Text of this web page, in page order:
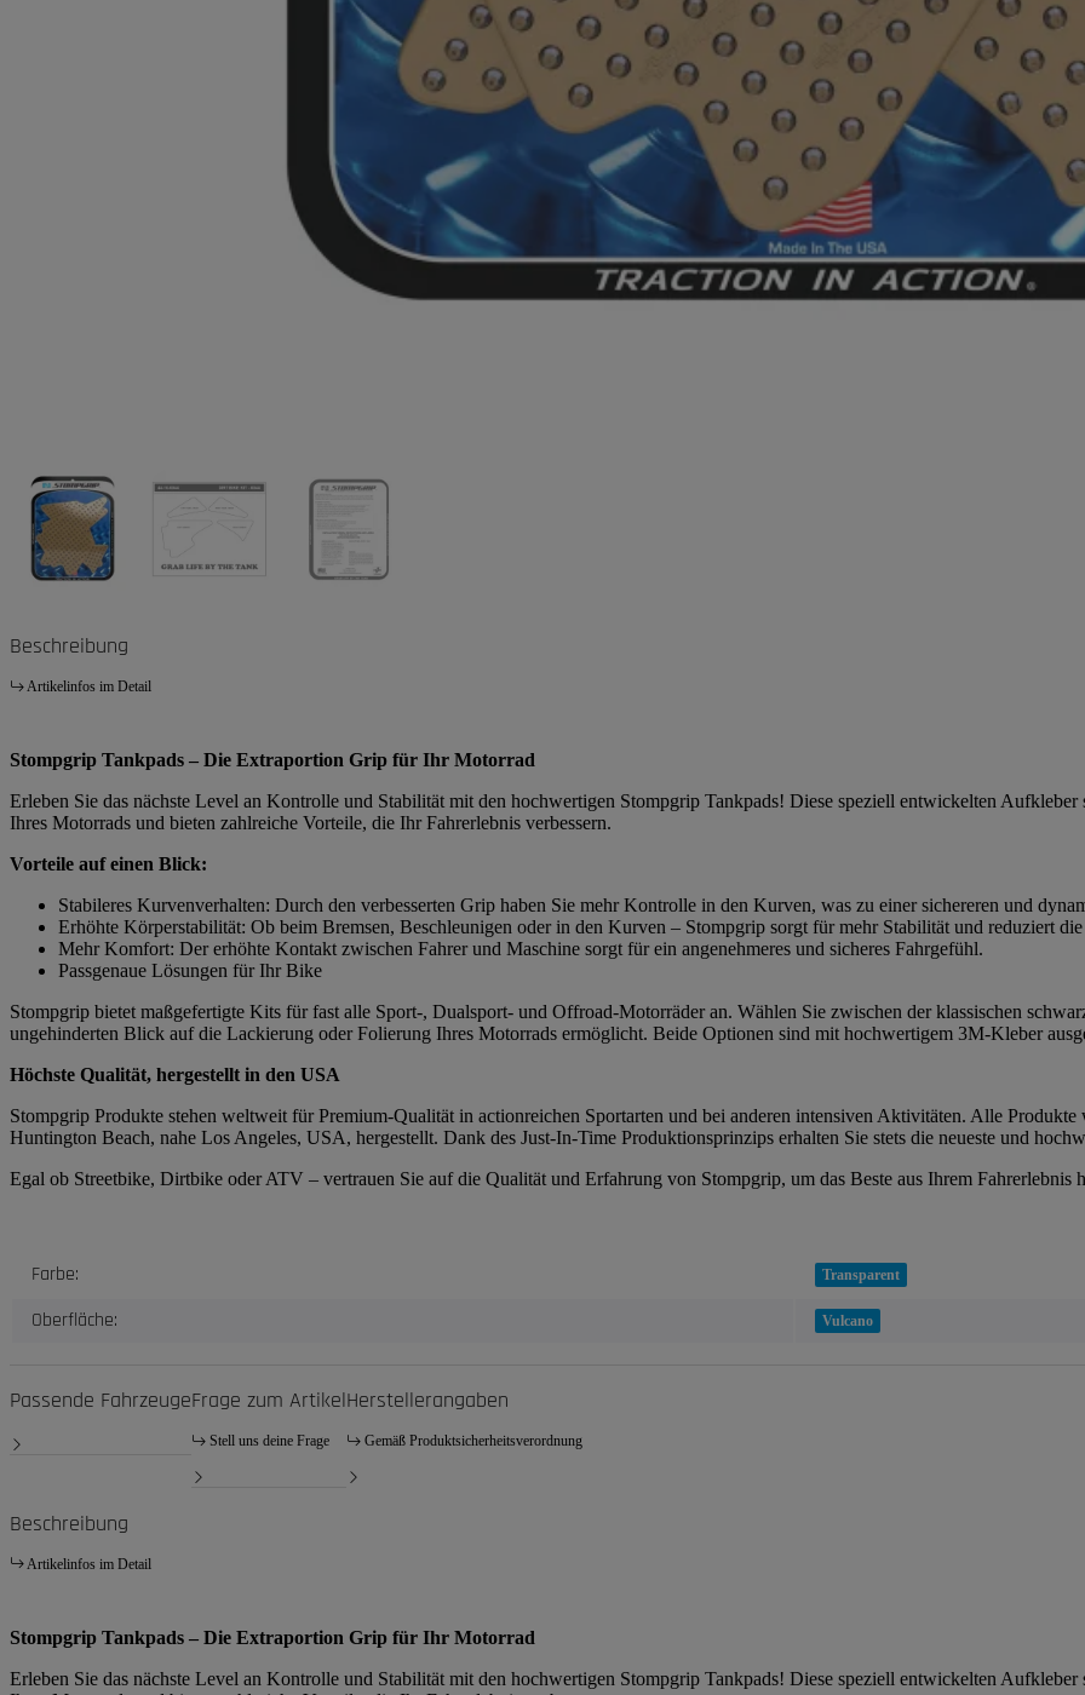
Beschreibung
Artikelinfos im Detail
Stompgrip Tankpads – Die Extraportion Grip für Ihr Motorrad
Erleben Sie das nächste Level an Kontrolle und Stabilität mit den hochwertigen Stompgrip Tankpads! Diese speziell entwickelten
Ihres Motorrads und bieten zahlreiche Vorteile, die Ihr Fahrerlebnis verbessern.
Vorteile auf einen Blick:
Stabileres Kurvenverhalten: Durch den verbesserten Grip haben Sie mehr Kontrolle in den Kurven, was zu einer sichereren und
Erhöhte Körperstabilität: Ob beim Bremsen, Beschleunigen oder in den Kurven – Stompgrip sorgt für mehr Stabilität und reduziert
Mehr Komfort: Der erhöhte Kontakt zwischen Fahrer und Maschine sorgt für ein angenehmeres und sicheres Fahrgefühl.
Passgenaue Lösungen für Ihr Bike
Stompgrip bietet maßgefertigte Kits für fast alle Sport-, Dualsport- und Offroad-Motorräder an. Wählen Sie zwischen der klassischen
ungehinderten Blick auf die Lackierung oder Folierung Ihres Motorrads ermöglicht. Beide Optionen sind mit hochwertigem 3M-Kleber
Höchste Qualität, hergestellt in den USA
Stompgrip Produkte stehen weltweit für Premium-Qualität in actionreichen Sportarten und bei anderen intensiven Aktivitäten. Alle
Huntington Beach, nahe Los Angeles, USA, hergestellt. Dank des Just-In-Time Produktionsprinzips erhalten Sie stets die neueste und
Egal ob Streetbike, Dirtbike oder ATV – vertrauen Sie auf die Qualität und Erfahrung von Stompgrip, um das Beste aus Ihrem Fahrerlebnis
Produkteigenschaft
Wert
Farbe: Transparent
Oberfläche: Vulcano
Passende FahrzeugeFrage zum Artikel
Stell uns deine Frage
Herstellerangaben
Gemäß Produktsicherheitsverordnung
Beschreibung
Artikelinfos im Detail
Stompgrip Tankpads – Die Extraportion Grip für Ihr Motorrad
Erleben Sie das nächste Level an Kontrolle und Stabilität mit den hochwertigen Stompgrip Tankpads! Diese speziell entwickelten